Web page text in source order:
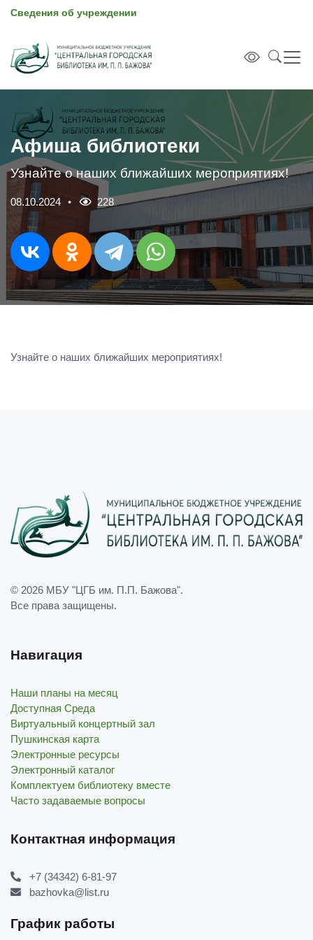
Сведения об учреждении
Афиша библиотеки
Узнайте о наших ближайших мероприятиях!
08.10.2024 228
Узнайте о наших ближайших мероприятиях!
© 2026 МБУ "ЦГБ им. П.П. Бажова".
Все права защищены.
Навигация
Наши планы на месяц
Доступная Среда
Виртуальный концертный зал
Пушкинская карта
Электронные ресурсы
Электронный каталог
Комплектуем библиотеку вместе
Часто задаваемые вопросы
Контактная информация
+7 (34342) 6-81-97
bazhovka@list.ru
График работы